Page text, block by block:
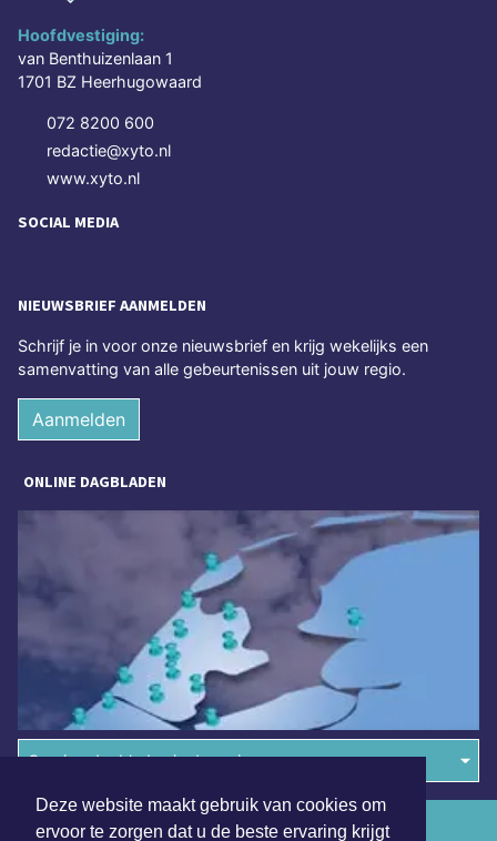
Deze website maakt gebruik van cookies om
ervoor te zorgen dat u de beste ervaring krijgt
Hoofdvestiging:
van Benthuizenlaan 1
1701 BZ Heerhugowaard
072 8200 600
redactie@xyto.nl
www.xyto.nl
SOCIAL MEDIA
NIEUWSBRIEF AANMELDEN
Schrijf je in voor onze nieuwsbrief en krijg wekelijks een
samenvatting van alle gebeurtenissen uit jouw regio.
Aanmelden
ONLINE DAGBLADEN
Overige dagbladen in de regio
Algemene voorwaarden